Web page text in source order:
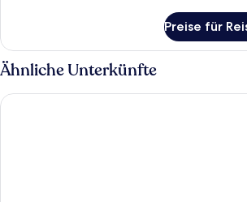
Pod
Preise für
Ähnliche Unterkünfte
Hotel Henri NY